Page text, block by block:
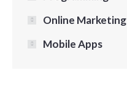
Online Marketing
Mobile Apps